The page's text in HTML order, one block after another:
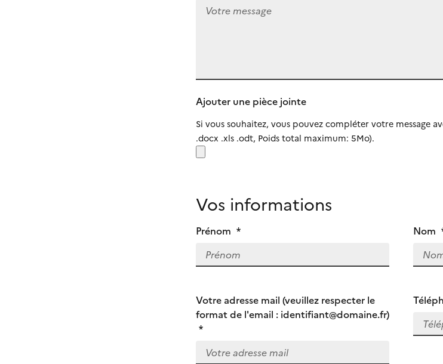
Ajouter une pièce jointe
Si vous souhaitez, vous pouvez compléter votre message
.docx .xls .odt, Poids total maximum: 5Mo).
Vos informations
Prénom * Nom
Votre adresse mail (veuillez respecter le
format de l'email : identifiant@domaine.fr)
*